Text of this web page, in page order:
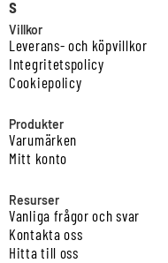
s
Villkor
Leverans- och köpvillkor
Integritetspolicy
Cookiepolicy
Produkter
Varumärken
Mitt konto
Resurser
Vanliga frågor och svar
Kontakta oss
Hitta till oss